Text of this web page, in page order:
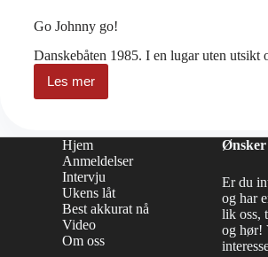
Go Johnny go!
Danskebåten 1985. I en lugar uten
Les mer
Go
Johnny
Hjem
Anmeldelser
Intervju
Ukens låt
Best akkurat nå
Video
Om oss
Ønsker
Er du
og har
lik oss,
og hør!